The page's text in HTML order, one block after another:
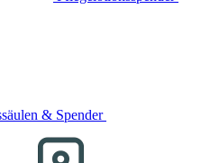
& Spender